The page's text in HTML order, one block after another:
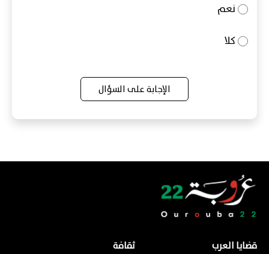
نعم
كلا
الإجابة على السؤال
قضايا العرب
ثقافة